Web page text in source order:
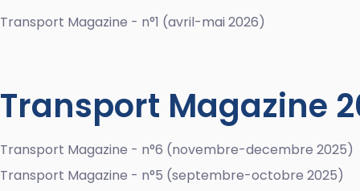
Transport Magazine - n°1 (avril-mai 2026)
Transport Magazine
Transport Magazine - n°6 (novembre-decembre 2025)
Transport Magazine - n°5 (septembre-octobre 2025)